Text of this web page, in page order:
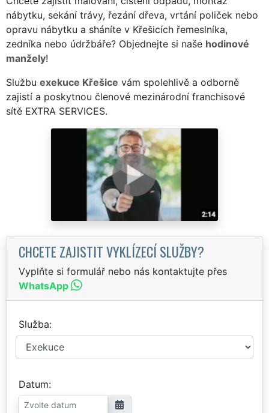
nábytku, sekání trávy, řezání dřeva, vrtání poliček nebo
opravu nábytku a sháníte v Křešicích řemeslníka,
zedníka nebo údržbáře? Objednejte si naše hodinové
manžely!
Službu exekuce Křešice vám spolehlivě a odborně
zajistí a poskytnou členové mezinárodní franchisové
sítě EXTRA SERVICES.
CHCETE ZAJISTIT VYKLÍZECÍ SLUŽBY?
Vyplňte si formulář nebo nás kontaktujte přes
WhatsApp
Služba
Datum